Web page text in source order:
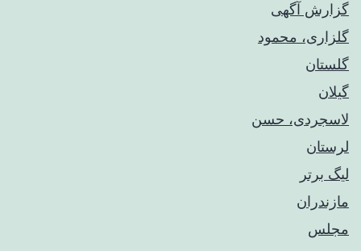
گزارش آگهی
گلزاری، محمود
گلستان
گیلان
لاسجردی، حسن
لرستان
لیگ برتر
مازندران
مجلس